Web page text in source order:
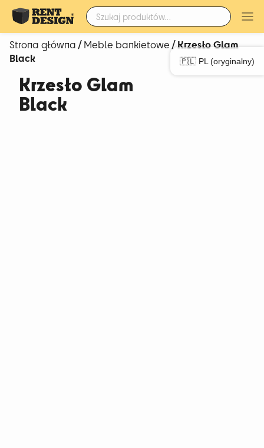
Szukaj:
🇵🇱 PL (oryginalny)
Strona główna/Meble bankietowe/ Krzesło Glam
Black
Krzesło Glam
Black